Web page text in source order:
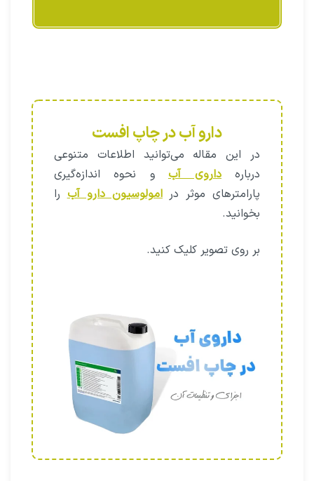
دارو آب در چاپ افست
در این مقاله می‌توانید اطلاعات متنوعی
دربارهداروی آبو نحوه اندازه‌گیری
پارامترهای موثر درامولوسیون دارو آبرا
بخوانید.
بر روی تصویر کلیک کنید.